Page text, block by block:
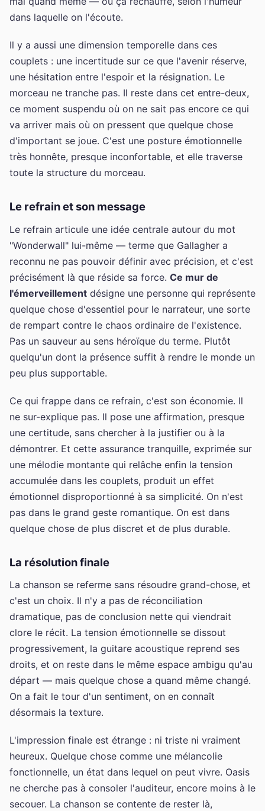
dans laquelle on l'écoute.
Il y a aussi une dimension temporelle dans ces
couplets : une incertitude sur ce que l'avenir réserve,
une hésitation entre l'espoir et la résignation. Le
morceau ne tranche pas. Il reste dans cet entre-deux,
ce moment suspendu où on ne sait pas encore ce qui
va arriver mais où on pressent que quelque chose
d'important se joue. C'est une posture émotionnelle
très honnête, presque inconfortable, et elle traverse
toute la structure du morceau.
Le refrain et son message
Le refrain articule une idée centrale autour du mot
"Wonderwall" lui-même — terme que Gallagher a
reconnu ne pas pouvoir définir avec précision, et c'est
précisément là que réside sa force. Ce mur de
l'émerveillement désigne une personne qui représente
quelque chose d'essentiel pour le narrateur, une sorte
de rempart contre le chaos ordinaire de l'existence.
Pas un sauveur au sens héroïque du terme. Plutôt
quelqu'un dont la présence suffit à rendre le monde un
peu plus supportable.
Ce qui frappe dans ce refrain, c'est son économie. Il
ne sur-explique pas. Il pose une affirmation, presque
une certitude, sans chercher à la justifier ou à la
démontrer. Et cette assurance tranquille, exprimée sur
une mélodie montante qui relâche enfin la tension
accumulée dans les couplets, produit un effet
émotionnel disproportionné à sa simplicité. On n'est
pas dans le grand geste romantique. On est dans
quelque chose de plus discret et de plus durable.
La résolution finale
La chanson se referme sans résoudre grand-chose, et
c'est un choix. Il n'y a pas de réconciliation
dramatique, pas de conclusion nette qui viendrait
clore le récit. La tension émotionnelle se dissout
progressivement, la guitare acoustique reprend ses
droits, et on reste dans le même espace ambigu qu'au
départ — mais quelque chose a quand même changé.
On a fait le tour d'un sentiment, on en connaît
désormais la texture.
L'impression finale est étrange : ni triste ni vraiment
heureux. Quelque chose comme une mélancolie
fonctionnelle, un état dans lequel on peut vivre. Oasis
ne cherche pas à consoler l'auditeur, encore moins à le
secouer. La chanson se contente de rester là,